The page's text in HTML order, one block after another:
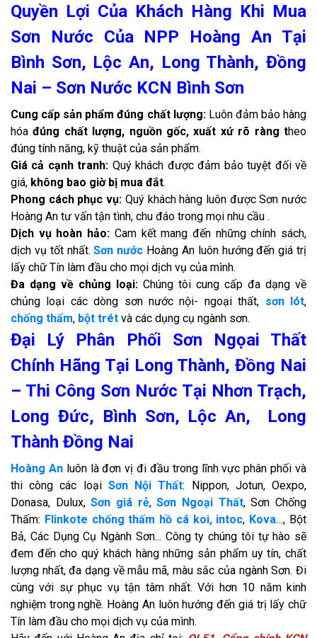
Quyền Lợi Của Khách Hàng Khi Mua
Sơn Nước Của NPP Hoàng An Tại
Bình Sơn, Lộc An, Long Thành, Đồng
Nai – Sơn Nước KCN Bình Sơn
Cung cấp sản phẩm đúng chất lượng:Luôn đảm bảo hàng
hóa đúng chất lượng, nguồn gốc, xuất xứ rõ ràng theo
đúng tính năng, kỹ thuật của sản phẩm.
Giá cả cạnh tranh: Quý khách được đảm bảo tuyệt đối về
giá, không bao giờ bị mua đắt.
Phong cách phục vụ: Quý khách hàng luôn được Sơn nước
Hoàng An tư vấn tận tình, chu đáo trong mọi nhu cầu .
Dịch vụ hoàn hảo: Cam kết mang đến những chính sách,
dịch vụ tốt nhất.Sơn nước Hoàng An luôn hướng đến giá trị
lấy chữ Tín làm đầu cho mọi dịch vụ của mình.
Đa dạng về chủng loại: Chúng tôi cung cấp đa dạng về
chủng loại các dòng sơn nước nội- ngoại thất, sơn lót,
chống thấm, bột trét và các dụng cụ ngành sơn.
Đại Lý Phân Phối Sơn Ngọai Thất
Chính Hãng Tại Long Thành, Đồng Nai
– Thi Công Sơn Nước Tại Nhơn Trạch,
Long Đức, Bình Sơn, Lộc An, Long
Thành Đồng Nai
Hoàng An luôn là đơn vị đi đầu trong lĩnh vực phân phối và
thi công các loại Sơn Nội Thất: Nippon, Jotun, Oexpo,
Donasa, Dulux,Sơn giá rẻ,Sơn Ngoại Thất, Sơn Chống
Thấm: Flinkote chống thấm hồ cá koi,intoc, Kova…, Bột
Bả, Các Dụng Cụ Ngành Sơn... Công ty chúng tôi tự hào sẽ
đem đến cho quý khách hàng những sản phẩm uy tín, chất
lượng nhất, đa dạng về mẫu mã, màu sắc của ngành Sơn. Đi
cùng với sự phục vụ tận tâm nhất. Với hơn 10 năm kinh
nghiệm trong nghề. Hoàng An luôn hướng đến giá trị lấy chữ
Tín làm đầu cho mọi dịch vụ của mình.